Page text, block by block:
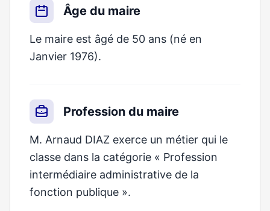
Âge du maire
Le maire est âgé de 50 ans (né en
Janvier 1976).
Profession du maire
M. Arnaud DIAZ exerce un métier qui le
classe dans la catégorie « Profession
intermédiaire administrative de la
fonction publique ».